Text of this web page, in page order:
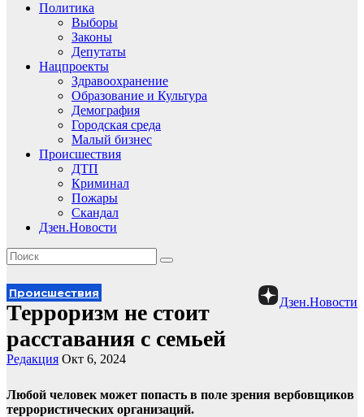
Политика
Выборы
Законы
Депутаты
Нацпроекты
Здравоохранение
Образование и Культура
Демография
Городская среда
Малый бизнес
Происшествия
ДТП
Криминал
Пожары
Скандал
Дзен.Новости
Дзен.Новости
Происшествия
Терроризм не стоит
расставания с семьей
Редакция Окт 6, 2024
Любой человек может попасть в поле зрения вербовщиков
террористических организаций.